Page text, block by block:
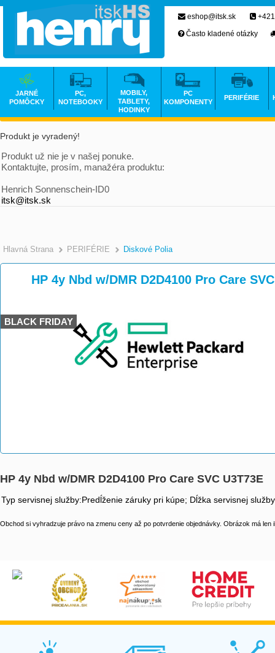
Produkt je vyradený!
Produkt už nie je v našej ponuke.
Kontaktujte, prosím, manažéra produktu:
Henrich Sonnenschein-ID0
itsk@itsk.sk
Hlavná Strana >
PERIFÉRIE >
Diskové Polia
HP 4y Nbd w/DMR D2D4100 Pro Care
BLACK FRIDAY
HP 4y Nbd w/DMR D2D4100 Pro Care SVC U3T73E
Typ servisnej služby:Predĺženie záruky pri kúpe; Dĺžka servisnej
Obchod si vyhradzuje právo na zmenu ceny až po potvrdenie objednávky. Obrázok má len
eshop@itsk.sk
Často kladené otázky
JARNÉ
POMÔCKY
PC,
NOTEBOOKY
MOBILY,
TABLETY,
HODINKY
PC
KOMPONENTY
PERIFÉRIE